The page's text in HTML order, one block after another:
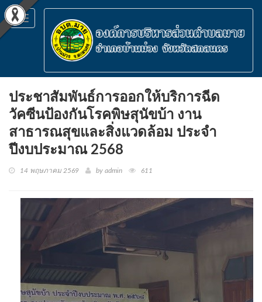
Toggle
navigation
ประชาสัมพันธ์การออกให้บริการฉีด
วัคซีนป้องกันโรคพิษสุนัขบ้า งาน
สาธารณสุขและสิ่งแวดล้อม ประจำ
ปีงบประมาณ 2568
14 พฤษภาคม 2569 by admin 611